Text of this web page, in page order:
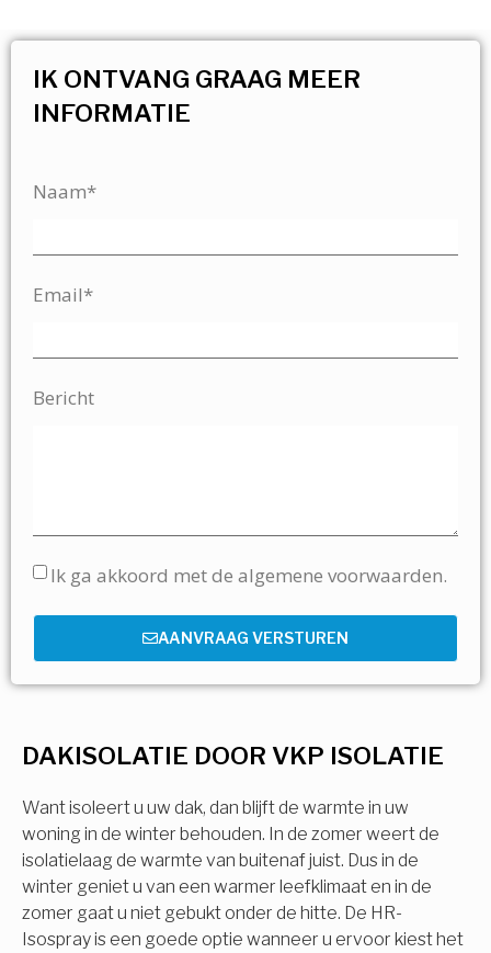
DAKISOLATIE DOOR VKP ISOLATIE
Want isoleert u uw dak, dan blijft de warmte in uw
woning in de winter behouden. In de zomer weert de
isolatielaag de warmte van buitenaf juist. Dus in de
winter geniet u van een warmer leefklimaat en in de
zomer gaat u niet gebukt onder de hitte. De HR-
Isospray is een goede optie wanneer u ervoor kiest het
IK ONTVANG GRAAG MEER
INFORMATIE
Naam*
Email*
Bericht
Ik ga akkoord met de algemene voorwaarden.
AANVRAAG VERSTUREN